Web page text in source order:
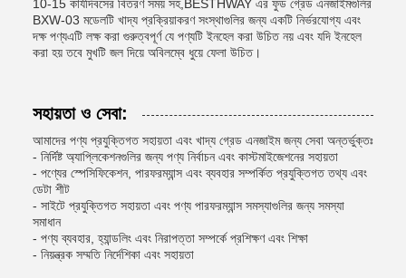
10-15 কার্যদিবসের বিতরণ সময় সহ,BESTHWAY এর ফুড গ্রেড এনজাইমগুলির
BXW-03 মডেলটি খাদ্য প্রক্রিয়াকরণ সংস্থাগুলির জন্য একটি নির্ভরযোগ্য এবং
দক্ষ পণ্যএটি লক্ষ করা গুরুত্বপূর্ণ যে পণ্যটি ইনহেল করা উচিত নয় এবং যদি ইনহেল
করা হয় তবে মুখটি জল দিয়ে অবিলম্বে ধুয়ে ফেলা উচিত।
সহায়তা ও সেবা:
আমাদের পণ্য প্রযুক্তিগত সহায়তা এবং খাদ্য গ্রেড এনজাইম জন্য সেবা অন্তর্ভুক্তঃ
- নির্দিষ্ট অ্যাপ্লিকেশনগুলির জন্য পণ্য নির্বাচন এবং কাস্টমাইজেশনের সহায়তা
- পণ্যের স্পেসিফিকেশন, পারফরম্যান্স এবং ব্যবহার সম্পর্কিত প্রযুক্তিগত তথ্য এবং
ডেটা শীট
- সাইটে প্রযুক্তিগত সহায়তা এবং পণ্য পারফরম্যান্স সমস্যাগুলির জন্য সমস্যা
সমাধান
- পণ্য ব্যবহার, হ্যান্ডলিং এবং নিরাপত্তা সম্পর্কে প্রশিক্ষণ এবং শিক্ষা
- নিয়ন্ত্রক সম্মতি নির্দেশিকা এবং সহায়তা